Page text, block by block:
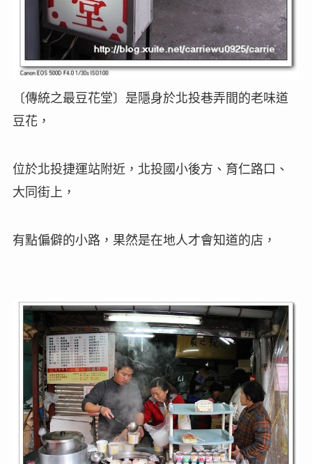
〔傳統之最豆花堂〕是隱身於北投巷弄間的老味道
豆花，
位於北投捷運站附近，北投國小後方、育仁路口、
大同街上，
有點偏僻的小路，果然是在地人才會知道的店，